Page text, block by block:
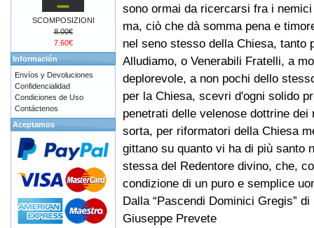
sono ormai da ricercarsi fra i
ma, ciò che dà somma pena e
nel seno stesso della Chiesa, tanto
Alludiamo, o Venerabili Fratelli, a
deplorevole, a non pochi dello
per la Chiesa, scevri d'ogni solido
penetrati delle velenose dottrine
sorta, per riformatori della Chiesa
gittano su quanto vi ha di più santo
stessa del Redentore divino, che,
condizione di un puro e semplice
Dalla “Pascendi Dominici Gregis”
Giuseppe Prevete
SCOMPOSIZIONI
8.00€
7.60€
Información
Envíos y Devoluciones
Confidencialidad
Condiciones de Uso
Contáctenos
Aceptamos